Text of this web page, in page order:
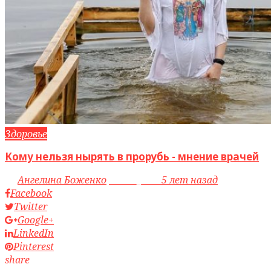
Здоровье
Кому нельзя нырять в прорубь - мнение врачей
byАнгелина Боженко
5 лет назад
Facebook
Twitter
Google+
LinkedIn
Pinterest
share